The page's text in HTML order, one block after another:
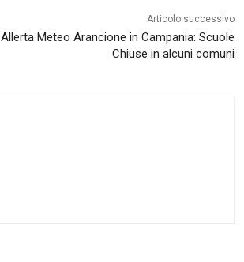
Articolo successivo
Allerta Meteo Arancione in Campania: Scuole
Chiuse in alcuni comuni